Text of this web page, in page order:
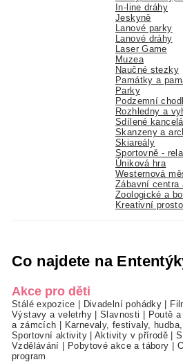
In-line dráhy
Jeskyně
Lanové parky
Lanové dráhy
Laser Game
Muzea
Naučné stezky
Památky a
Parky
Podzemní
Rozhledny a
Sdílené
Skanzeny a
Skiareály
Sportovně -
Úniková hra
Westernová
Zábavní centra
Zoologické a
Kreativní
Co najdete na
Akce pro děti
Stálé expozice | Divadelní pohádky |
Výstavy a veletrhy|Slavnosti | Poutě
a zámcích | Karnevaly, festivaly,
Sportovní aktivity|Aktivity v přírodě |
Vzdělávání | Pobytové akce a tábory |
program